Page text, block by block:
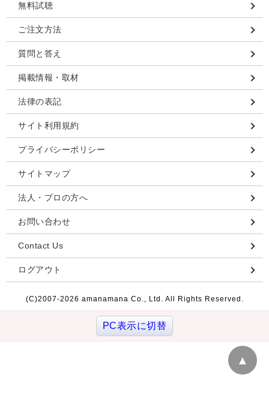
無料試聴
ご注文方法
質問と答え
掲載情報・取材
法律の表記
サイト利用規約
プライバシーポリシー
サイトマップ
法人・プロの方へ
お問い合わせ
Contact Us
ログアウト
▲
(C)2007-2026 amanamana Co., Ltd. All Rights Reserved.
PC表示に切替